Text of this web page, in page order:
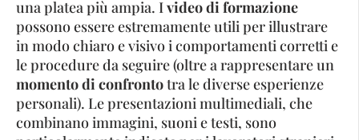
una platea più ampia. Ivideo di formazione
possono essere estremamente utili per illustrare
in modo chiaro e visivo i comportamenti corretti e
le procedure da seguire (oltre a rappresentare un
momento di confrontotra le diverse esperienze
personali). Le presentazioni multimediali, che
combinano immagini, suoni e testi, sono